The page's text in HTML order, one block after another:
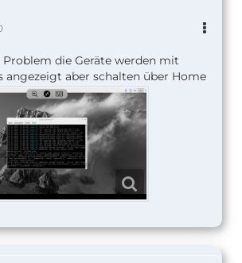
Problem die Geräte werden mit
angezeigt aber schalten über Home